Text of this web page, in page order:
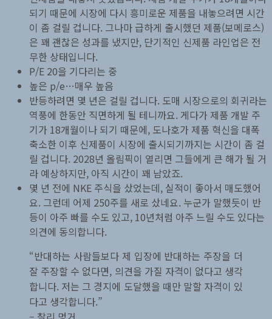
되기 때문에 시장에 다시 흥미로운 제품을 내놓으려면 시간
이 좀 걸릴 겁니다. 그나마 급하게 출시했던 제품(보메로스)
은 꽤 괜찮은 성과를 냈지만, 단기적인 신제품 라인업은 전
무한 상태입니다.
P/E 20을 기다리는 중
높은 p/e…매우 높음
반등하려면 몇 년은 걸릴 겁니다. 도매 시장으로의 회귀라는
역풍에 한동안 직면하게 될 테니까요. 게다가 제품 개발 주
기가 18개월이나 되기 때문에, 도나호가 제품 혁신을 대폭
축소한 이후 신제품이 시장에 출시되기까지는 시간이 좀 걸
릴 겁니다. 2028년 올림픽이 열리면 그들에게 큰 해가 될 거
라 예상하지만, 아직 시간이 꽤 남았죠.
몇 년 전에 NKE 주식을 샀었는데, 실적이 좋아서 매도했어
요. 그런데 어제 250주를 새로 샀네요. 누군가 말했듯이 반
등이 아주 빠를 수도 있고, 10년처럼 아주 느릴 수도 있다는
의견에 동의합니다.
“반대하는 사람들보다 제 입장에 반대하는 주장을 더
잘 주장할 수 없다면, 의견을 가질 자격이 없다고 생각
합니다. 저는 그 경지에 도달했을 때만 말할 자격이 있
다고 생각합니다.”